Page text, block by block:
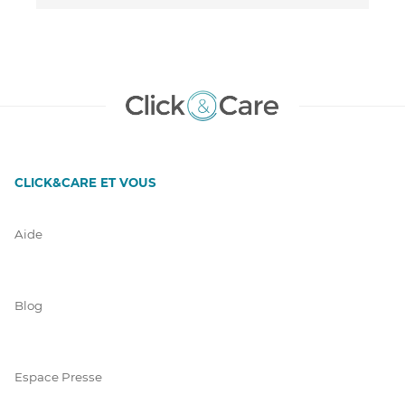
CLICK&CARE ET VOUS
Aide
Blog
Espace Presse